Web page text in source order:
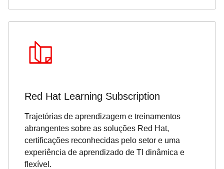
Red Hat Learning Subscription
Trajetórias de aprendizagem e treinamentos
abrangentes sobre as soluções Red Hat,
certificações reconhecidas pelo setor e uma
experiência de aprendizado de TI dinâmica e
flexível.